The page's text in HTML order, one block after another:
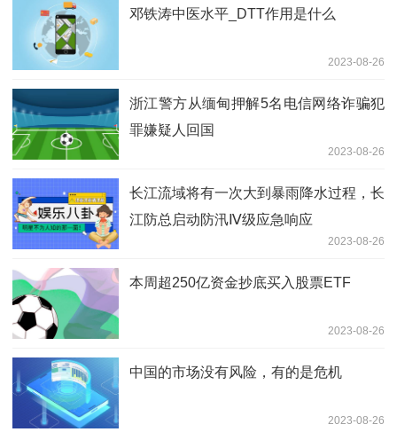
邓铁涛中医水平_DTT作用是什么
2023-08-26
浙江警方从缅甸押解5名电信网络诈骗犯
罪嫌疑人回国
2023-08-26
长江流域将有一次大到暴雨降水过程，长
江防总启动防汛Ⅳ级应急响应
2023-08-26
本周超250亿资金抄底买入股票ETF
2023-08-26
中国的市场没有风险，有的是危机
2023-08-26